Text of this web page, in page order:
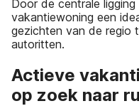
Door de centrale
vakantiewoning een
gezichten van de regio
autoritten.
Actieve
op zoek naar